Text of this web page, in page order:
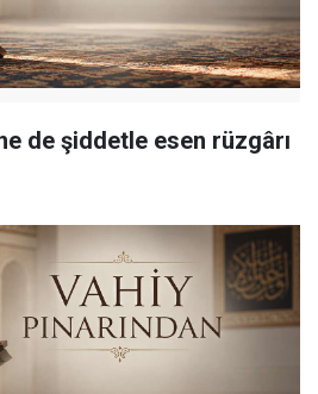
de şiddetle esen rüzgârı